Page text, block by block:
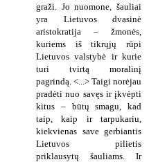
graži. Jo nuomone, šauliai
yra Lietuvos dvasinė
aristokratija – žmonės,
kuriems iš tikrųjų rūpi
Lietuvos valstybė ir kurie
turi tvirtą moralinį
pagrindą. <...> Taigi norėjau
pradėti nuo savęs ir įkvėpti
kitus – būtų smagu, kad
taip, kaip ir tarpukariu,
kiekvienas save gerbiantis
Lietuvos pilietis
priklausytų šauliams. Ir